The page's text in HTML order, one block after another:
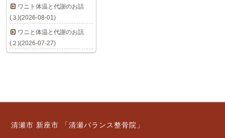
ワニト体温と代謝のお話
(３)(2026-08-01)
ワニと体温と代謝のお話
(２)(2026-07-27)
清瀬市 新座市 「清瀬バランス整骨院」